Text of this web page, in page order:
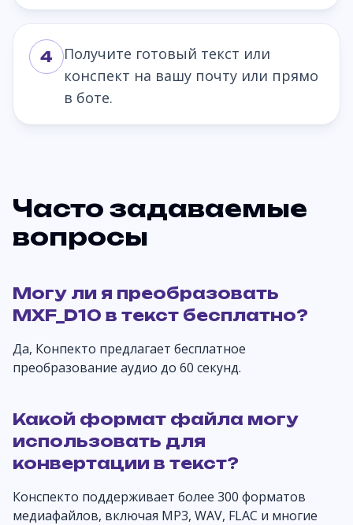
4
Получите готовый текст или
конспект на вашу почту или прямо
в боте.
Часто задаваемые
вопросы
Могу ли я преобразовать
MXF_D10 в текст бесплатно?
Да, Конпекто предлагает бесплатное
преобразование аудио до 60 секунд.
Какой формат файла могу
использовать для
конвертации в текст?
Конспекто поддерживает более 300 форматов
медиафайлов, включая MP3, WAV, FLAC и многие